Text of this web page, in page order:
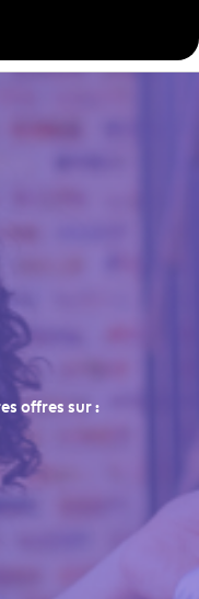
offres sur :